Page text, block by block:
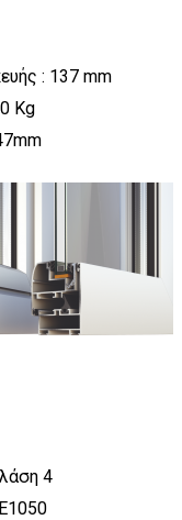
: 137 mm
Kg
4